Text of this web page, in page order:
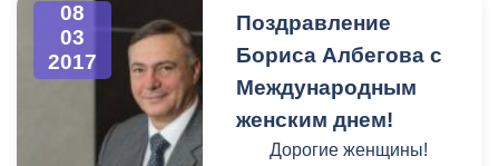
К сожалению, в последние
годы вид сооружения
оставлял желать лучшего -
оно пострадало от
коррозии, стала заметной
08
03
2017
Поздравление
Бориса Албегова с
Международным
женским днем!
Дорогие женщины!